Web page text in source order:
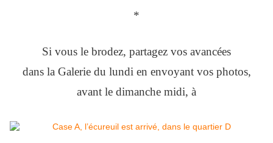
*
Si vous le brodez, partagez vos avancées
dans la Galerie du lundi en envoyant vos photos,
avant le dimanche midi, à